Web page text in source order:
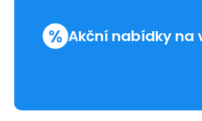
% Akční nabídky na